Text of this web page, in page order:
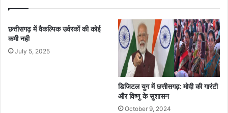
छत्तीसगढ़ में वैकल्पिक उर्वरकों की कोई
कमी नही
July 5, 2025
डिजिटल युग में छत्तीसगढ़: मोदी की गारंटी
और विष्णु के सुशासन
October 9, 2024